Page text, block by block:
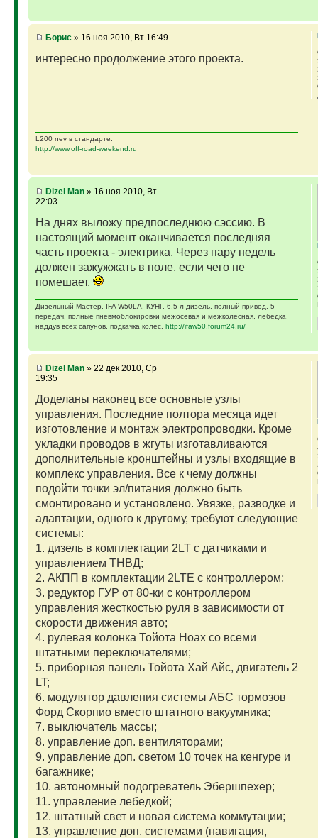
Борис» 16 ноя 2010, Вт 16:49
интересно продолжение этого проекта.
L200 nev в стандарте.
http://www.off-road-weekend.ru
Dizel Man» 16 ноя 2010, Вт
22:03
На днях выложу предпоследнюю сэссию. В
настоящий момент оканчивается последняя
часть проекта - электрика. Через пару недель
должен зажужжать в поле, если чего не
помешает.
Дизельный Мастер. IFA W50LA, КУНГ, 6,5 л дизель, полный привод, 5
передач, полные пневмоблокировки межосевая и межколесная, лебедка,
наддув всех сапунов, подкачка колес. http://ifaw50.forum24.ru/
Dizel Man» 22 дек 2010, Ср
19:35
Доделаны наконец все основные узлы
управления. Последние полтора месяца идет
изготовление и монтаж электропроводки. Кроме
укладки проводов в жгуты изготавливаются
дополнительные кронштейны и узлы входящие в
комплекс управления. Все к чему должны
подойти точки эл/питания должно быть
смонтировано и установлено. Увязке, разводке и
адаптации, одного к другому, требуют следующие
системы:
1. дизель в комплектации 2LT с датчиками и
управлением ТНВД;
2. АКПП в комплектации 2LTE с контроллером;
3. редуктор ГУР от 80-ки с контроллером
управления жесткостью руля в зависимости от
скорости движения авто;
4. рулевая колонка Тойота Ноах со всеми
штатными переключателями;
5. приборная панель Тойота Хай Айс, двигатель 2
LT;
6. модулятор давления системы АБС тормозов
Форд Скорпио вместо штатного вакуумника;
7. выключатель массы;
8. управление доп. вентиляторами;
9. управление доп. светом 10 точек на кенгуре и
багажнике;
10. автономный подогреватель Эбершпехер;
11. управление лебедкой;
12. штатный свет и новая система коммутации;
13. управление доп. системами (навигация,